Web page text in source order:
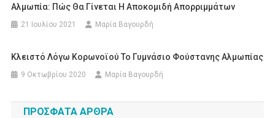
Αλμωπία: Πώς Θα Γίνεται Η Αποκομιδή Απορριμμάτων
21 Ιουλίου 2021 Μαρία Βαγουρδή
Κλειστό Λόγω Κορωνοϊού Το Γυμνάσιο Φούστανης Αλμωπίας
9 Οκτωβρίου 2020 Μαρία Βαγουρδή
ΠΡΌΣΦΑΤΑ ΆΡΘΡΑ